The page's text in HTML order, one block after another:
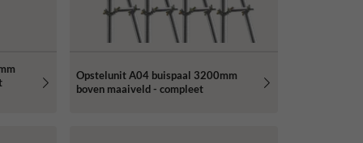
Opstelunit A04 buispaal 3200mm
boven maaiveld - compleet